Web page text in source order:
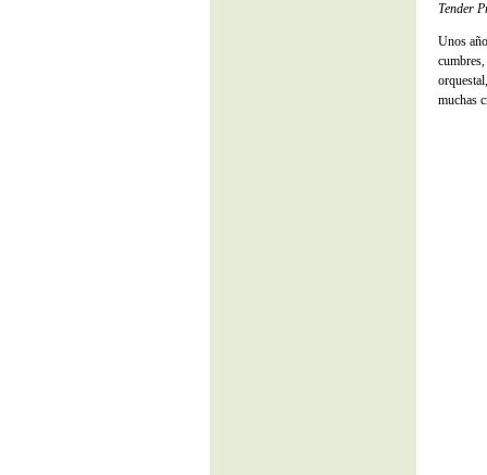
Tender
Unos
muchas